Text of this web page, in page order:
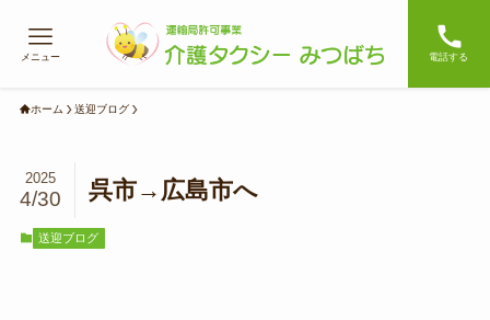
電話する
メニュー
ホーム 送迎ブログ
呉市→広島市へ
2025
4/30
送迎ブログ